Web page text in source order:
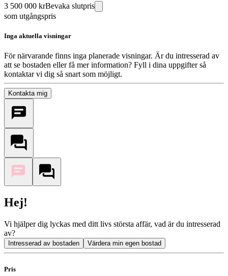
3 500 000 krBevaka slutpris
som utgångspris
Inga aktuella visningar
För närvarande finns inga planerade visningar. Är du intresserad av
att se bostaden eller få mer information? Fyll i dina uppgifter så
kontaktar vi dig så snart som möjligt.
Kontakta mig
Hej!
Vi hjälper dig lyckas med ditt livs största affär, vad är du intresserad
av?
Intresserad av bostaden Värdera min egen bostad
Pris